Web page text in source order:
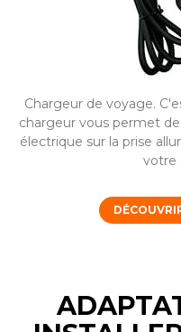
Chargeur de voyage.
chargeur vous permet
électrique sur la prise
votre